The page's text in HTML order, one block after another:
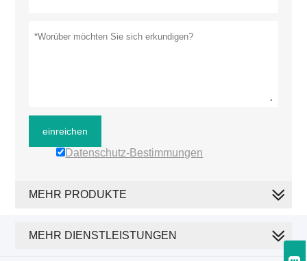
einreichen
Datenschutz-Bestimmungen
MEHR PRODUKTE
MEHR DIENSTLEISTUNGEN